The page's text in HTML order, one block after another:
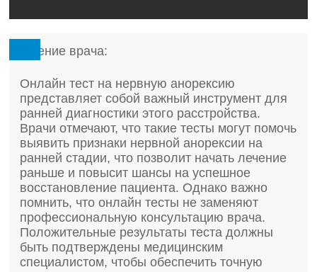
Мнение врача:
Онлайн тест на нервную анорексию
представляет собой важный инструмент для
ранней диагностики этого расстройства.
Врачи отмечают, что такие тесты могут помочь
выявить признаки нервной анорексии на
ранней стадии, что позволит начать лечение
раньше и повысит шансы на успешное
восстановление пациента. Однако важно
помнить, что онлайн тесты не заменяют
профессиональную консультацию врача.
Положительные результаты теста должны
быть подтверждены медицинским
специалистом, чтобы обеспечить точную